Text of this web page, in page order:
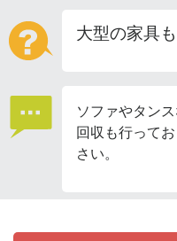
大型の家具
ソファやタン
回収も行って
さい。